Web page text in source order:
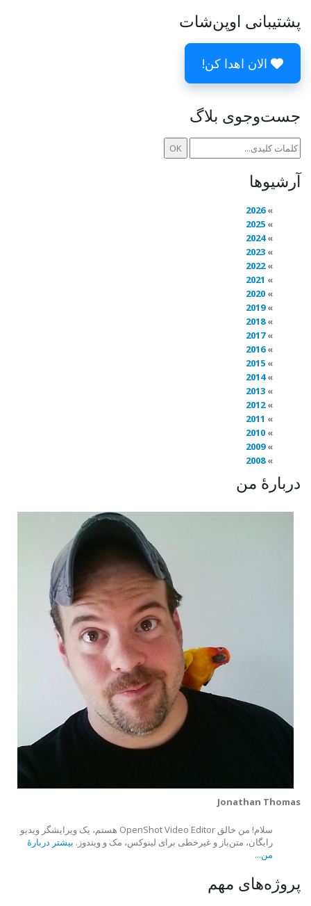
پشتیبانی اوپن‌شات
الان اهدا کن!
جست‌وجوی بلاگ
آرشیوها
2026
2025
2024
2023
2022
2021
2020
2019
2018
2017
2016
2015
2014
2013
2012
2011
2010
2009
2008
دربارهٔ من
Jonathan Thomas
سلام! من خالق OpenShot Video Editor هستم، یک ویرایشگر ویدیو
رایگان، متن‌باز و غیرخطی برای لینوکس، مک و ویندوز. بیشتر دربارهٔ
من...
پروژه‌های مهم